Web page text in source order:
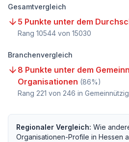
Gesamtvergleich
5 Punkte unter dem
Rang 10544 von 15030
Branchenvergleich
8 Punkte unter dem
Organisationen (86%)
Rang 221 von 246 in
Regionaler Vergleich: Wie
Organisationen-Profile in Hessen